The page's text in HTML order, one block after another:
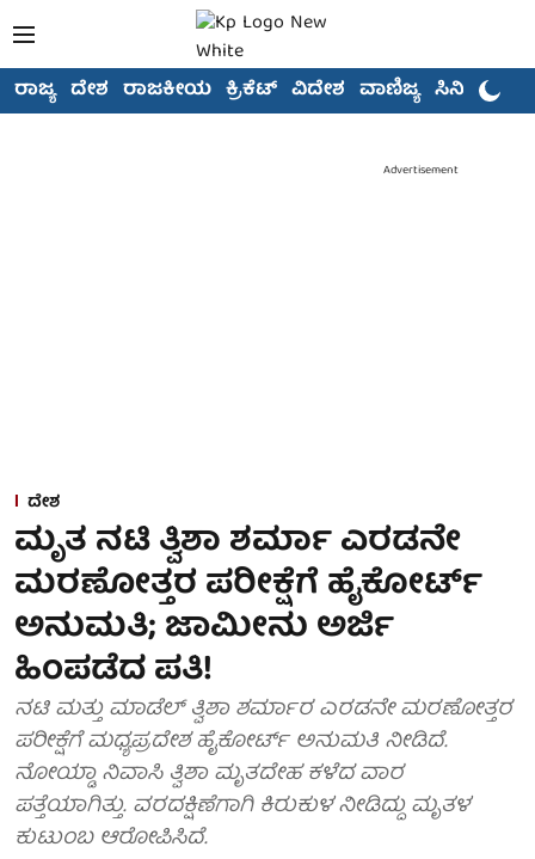
ರಾಜ್ಯ ದೇಶ ರಾಜಕೀಯ ಕ್ರಿಕೆಟ್ ವಿದೇಶ ವಾಣಿಜ್ಯ ಸಿನಿಮಾ
Advertisement
ದೇಶ
ಮೃತ ನಟಿ ತ್ವಿಶಾ ಶರ್ಮಾ ಎರಡನೇ
ಮರಣೋತ್ತರ ಪರೀಕ್ಷೆಗೆ ಹೈಕೋರ್ಟ್
ಅನುಮತಿ; ಜಾಮೀನು ಅರ್ಜಿ
ಹಿಂಪಡೆದ ಪತಿ!
ನಟಿ ಮತ್ತು ಮಾಡೆಲ್ ತ್ವಿಶಾ ಶರ್ಮಾರ ಎರಡನೇ ಮರಣೋತ್ತರ
ಪರೀಕ್ಷೆಗೆ ಮಧ್ಯಪ್ರದೇಶ ಹೈಕೋರ್ಟ್ ಅನುಮತಿ ನೀಡಿದೆ.
ನೋಯ್ಡಾ ನಿವಾಸಿ ತ್ವಿಶಾ ಮೃತದೇಹ ಕಳೆದ ವಾರ
ಪತ್ತೆಯಾಗಿತ್ತು. ವರದಕ್ಷಿಣೆಗಾಗಿ ಕಿರುಕುಳ ನೀಡಿದ್ದು ಮೃತಳ
ಕುಟುಂಬ ಆರೋಪಿಸಿದೆ.